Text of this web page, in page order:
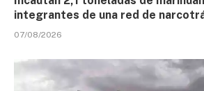
integrantes de una red de
07/08/2026